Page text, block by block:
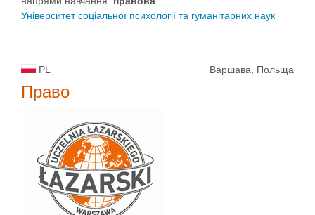
Університет соціальної психології та гуманітарних наук
PL Варшава, Польща
Право